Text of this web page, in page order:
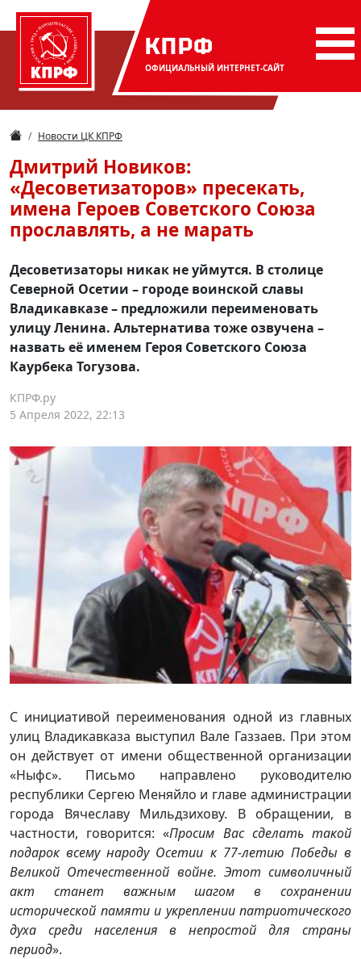
КПРФ
ОФИЦИАЛЬНЫЙ ИНТЕРНЕТ-САЙТ
Новости ЦК КПРФ
Дмитрий Новиков:
«Десоветизаторов» пресекать,
имена Героев Советского Союза
прославлять, а не марать
Десоветизаторы никак не уймутся. В столице
Северной Осетии – городе воинской славы
Владикавказе – предложили переименовать
улицу Ленина. Альтернатива тоже озвучена –
назвать её именем Героя Советского Союза
Каурбека Тогузова.
КПРФ.ру
5 Апреля 2022, 22:13
С инициативой переименования одной из главных
улиц Владикавказа выступил Вале Газзаев. При этом
он действует от имени общественной организации
«Ныфс». Письмо направлено руководителю
республики Сергею Меняйло и главе администрации
города Вячеславу Мильдзихову.
В обращении, в
частности, говорится: «Просим Вас сделать такой
подарок всему народу Осетии к 77-летию Победы в
Великой Отечественной войне. Этот символичный
акт станет важным шагом в сохранении
исторической памяти и укреплении патриотического
духа среди населения в непростой для страны
период».